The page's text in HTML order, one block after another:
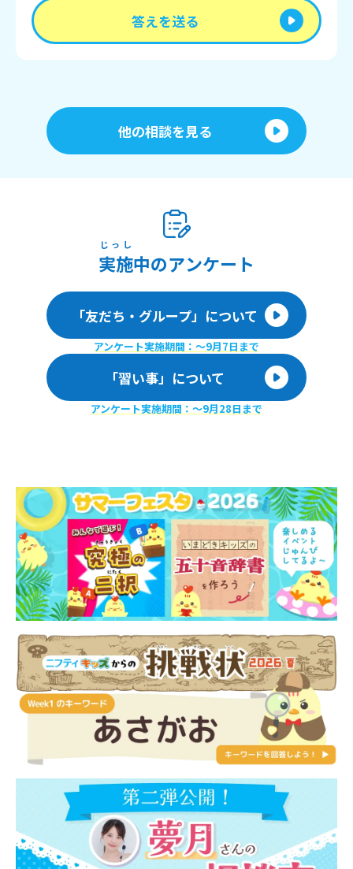
答えを送る
他の相談を見る
実施
じっし
中のアンケート
「友だち・グループ」について
アンケート実施期間：〜9月7日まで
「習い事」について
アンケート実施期間：〜9月28日まで